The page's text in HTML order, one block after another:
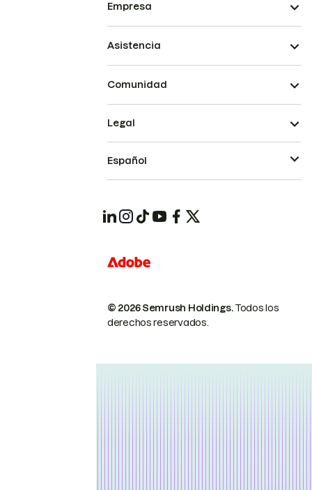
Empresa
Asistencia
Comunidad
© 2026 Semrush Holdings.Todos los
derechos reservados.
Legal
Español